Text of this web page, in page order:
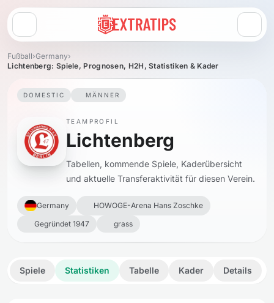
Menü öffnen
Fußball›Germany›
Lichtenberg: Spiele, Prognosen, H2H, Statistiken & Kader
DOMESTIC MÄNNER
TEAMPROFIL
Lichtenberg
Tabellen, kommende Spiele, Kaderübersicht
und aktuelle Transferaktivität für diesen Verein.
Germany
HOWOGE-Arena Hans Zoschke
Gegründet 1947
grass
Spiele Statistiken Tabelle Kader Details